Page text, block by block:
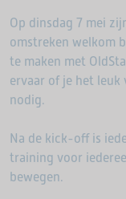
Op dinsdag 7 mei
omstreken welkom
te maken met
ervaar of je het
nodig.
Na de kick-off is
training voor
bewegen.